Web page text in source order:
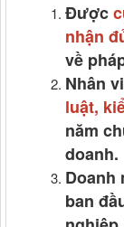
Được
nhận
về
Nhân
luật,
năm
doanh.
Doanh
ban